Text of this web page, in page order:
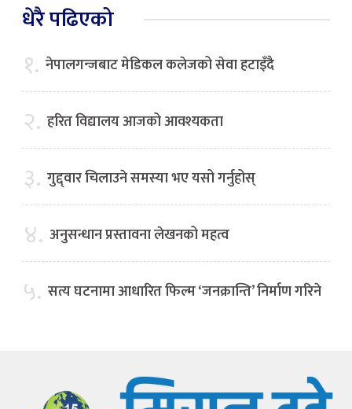
धेरै पढिएको
१. नेपालगन्जबाट मेडिकल कलेजको सेवा हटाइँदै
२. हरित विद्यालय आजको आवश्यकता
३. गुद्द्वार चिलाउने समस्या भए यसो गर्नुहोस्
४. अनुसन्धान प्रस्तावना लेखनको महत्व
५. सत्य घटनामा आधारित फिल्म ‘जनक्रान्ति’ निर्माण गरिने